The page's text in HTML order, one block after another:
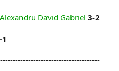
Alexandru David Gabriel 3-2